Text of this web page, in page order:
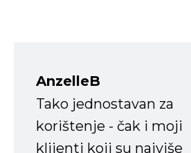
AnzelleB
Tako jednostavan za
korištenje - čak i moji
klijenti koji su najviše